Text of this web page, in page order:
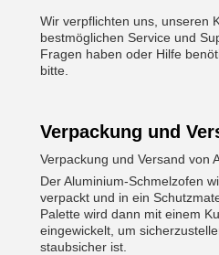
Wir verpflichten uns, unseren
bestmöglichen Service und
Fragen haben oder Hilfe
bitte.
Verpackung und
Verpackung und Versand von
Der Aluminium-Schmelzofen
verpackt und in ein
Palette wird dann mit einem
eingewickelt, um
staubsicher ist.